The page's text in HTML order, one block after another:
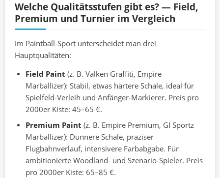
Welche Qualitätsstufen gibt es? — Field,
Premium und Turnier im Vergleich
Im Paintball-Sport unterscheidet man drei
Hauptqualitäten:
Field Paint (z. B. Valken Graffiti, Empire
Marballizer): Stabil, etwas härtere Schale, ideal für
Spielfeld-Verleih und Anfänger-Markierer. Preis pro
2000er Kiste: 45–65 €.
Premium Paint (z. B. Empire Premium, GI Sportz
Marballizer): Dünnere Schale, präziser
Flugbahnverlauf, intensivere Farbabgabe. Für
ambitionierte Woodland- und Szenario-Spieler. Preis
pro 2000er Kiste: 65–85 €.